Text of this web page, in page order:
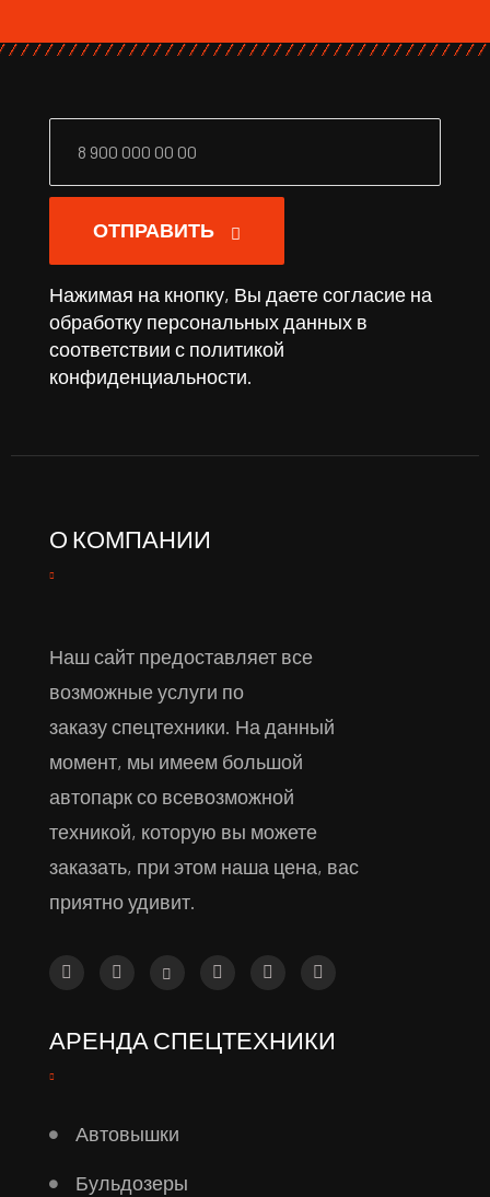
ОТПРАВИТЬ
Нажимая на кнопку, Вы даете согласие на
обработку персональных данных в
соответствии с политикой
конфиденциальности.
О КОМПАНИИ
Наш сайт предоставляет все
возможные услуги по
заказу спецтехники. На данный
момент, мы имеем большой
автопарк со всевозможной
техникой, которую вы можете
заказать, при этом наша цена, вас
приятно удивит.
АРЕНДА СПЕЦТЕХНИКИ
Автовышки
Бульдозеры